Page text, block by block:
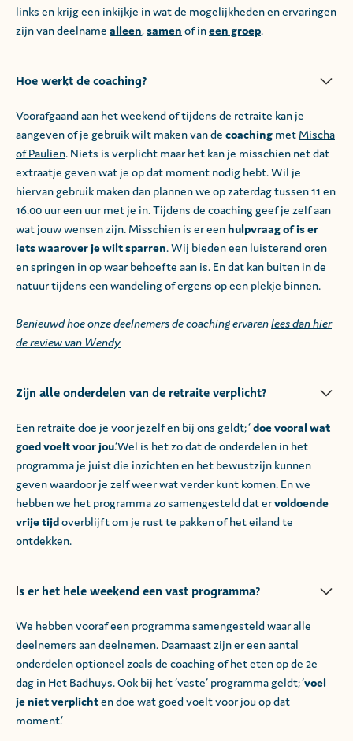
links en krijg een inkijkje in wat de mogelijkheden en ervaringen
zijn van deelname alleen,samen of ineen groep.
Hoe werkt de coaching?
Voorafgaand aan het weekend of tijdens de retraite kan je
aangeven of je gebruik wilt maken van de coaching met Mischa
of Paulien. Niets is verplicht maar het kan je misschien net dat
extraatje geven wat je op dat moment nodig hebt. Wil je
hiervan gebruik maken dan plannen we op zaterdag tussen 11 en
16.00 uur een uur met je in. Tijdens de coaching geef je zelf aan
wat jouw wensen zijn. Misschien is er een hulpvraag of is er
iets waarover je wilt sparren. Wij bieden een luisterend oren
en springen in op waar behoefte aan is. En dat kan buiten in de
natuur tijdens een wandeling of ergens op een plekje binnen.
Benieuwd hoe onze deelnemers de coaching ervarenlees dan hier
de review van Wendy
Zijn alle onderdelen van de retraite verplicht?
Een retraite doe je voor jezelf en bij ons geldt; ‘doe vooral wat
goed voelt voor jou.’Wel is het zo dat de onderdelen in het
programma je juist die inzichten en het bewustzijn kunnen
geven waardoor je zelf weer wat verder kunt komen. En we
hebben we het programma zo samengesteld dat ervoldoende
vrije tijdoverblijft om je rust te pakken of het eiland te
ontdekken.
s er het hele weekend een vast programma?
We hebben vooraf een programma samengesteld waar alle
deelnemers aan deelnemen. Daarnaast zijn er een aantal
onderdelen optioneel zoals de coaching of het eten op de 2e
dag in Het Badhuys. Ook bij het ‘vaste’ programma geldt; ‘voel
je niet verplichten doe wat goed voelt voor jou op dat
moment.’